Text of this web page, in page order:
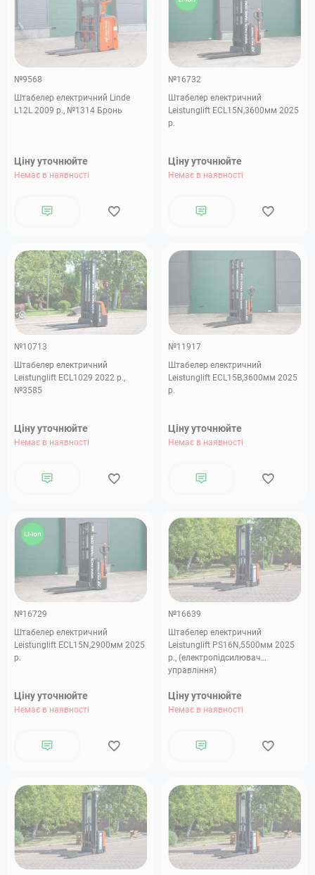
№9568
Штабелер електричний Linde
L12L 2009 р., №1314 Бронь
Ціну уточнюйте
Немає в наявності
№16732
Штабелер електричний
Leistunglift ECL15N,3600мм 2025
р.
Ціну уточнюйте
Немає в наявності
№10713
Штабелер електричний
Leistunglift ECL1029 2022 р.,
№3585
Ціну уточнюйте
Немає в наявності
№11917
Штабелер електричний
Leistunglift ECL15B,3600мм 2025
р.
Ціну уточнюйте
Немає в наявності
№16729
Штабелер електричний
Leistunglift ECL15N,2900мм 2025
р.
Ціну уточнюйте
Немає в наявності
№16639
Штабелер електричний
Leistunglift PS16N,5500мм 2025
р., (електропідсилювач
управління)
Ціну уточнюйте
Немає в наявності